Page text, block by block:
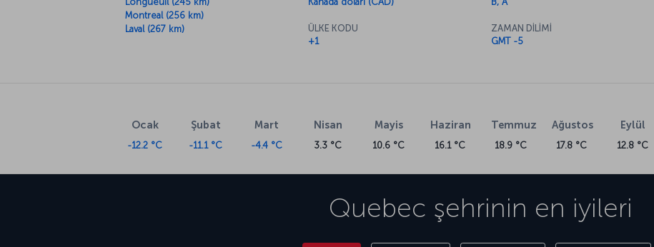
Montreal (256 km)
Laval (267 km)
ÜLKE KODU
+1
ZAMAN DİLİMİ
GMT -5
Ocak
-12.2 °C
Şubat
-11.1 °C
Mart
-4.4 °C
Nisan
3.3 °C
Mayis
10.6 °C
Haziran
16.1 °C
Temmuz
18.9 °C
Ağustos
17.8 °C
Eylül
12.8 °C
Quebec şehrinin en iyileri